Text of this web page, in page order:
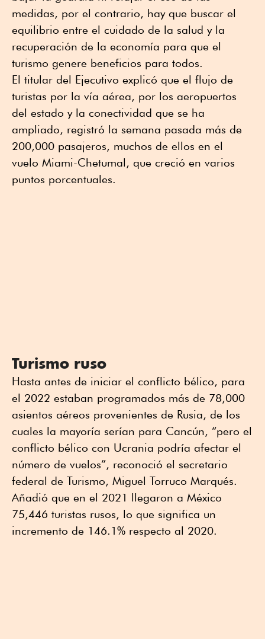
medidas, por el contrario, hay que buscar el
equilibrio entre el cuidado de la salud y la
recuperación de la economía para que el
turismo genere beneficios para todos.
El titular del Ejecutivo explicó que el flujo de
turistas por la vía aérea, por los aeropuertos
del estado y la conectividad que se ha
ampliado, registró la semana pasada más de
200,000 pasajeros, muchos de ellos en el
vuelo Miami-Chetumal, que creció en varios
puntos porcentuales.
Turismo ruso
Hasta antes de iniciar el conflicto bélico, para
el 2022 estaban programados más de 78,000
asientos aéreos provenientes de Rusia, de los
cuales la mayoría serían para Cancún, “pero el
conflicto bélico con Ucrania podría afectar el
número de vuelos”, reconoció el secretario
federal de Turismo, Miguel Torruco Marqués.
Añadió que en el 2021 llegaron a México
75,446 turistas rusos, lo que significa un
incremento de 146.1% respecto al 2020.